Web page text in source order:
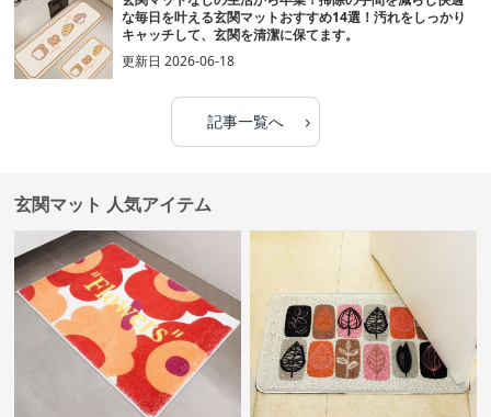
な毎日を叶える玄関マットおすすめ14選！汚れをしっかり
キャッチして、玄関を清潔に保てます。
更新日2026-06-18
記事一覧へ ›
玄関マット 人気アイテム